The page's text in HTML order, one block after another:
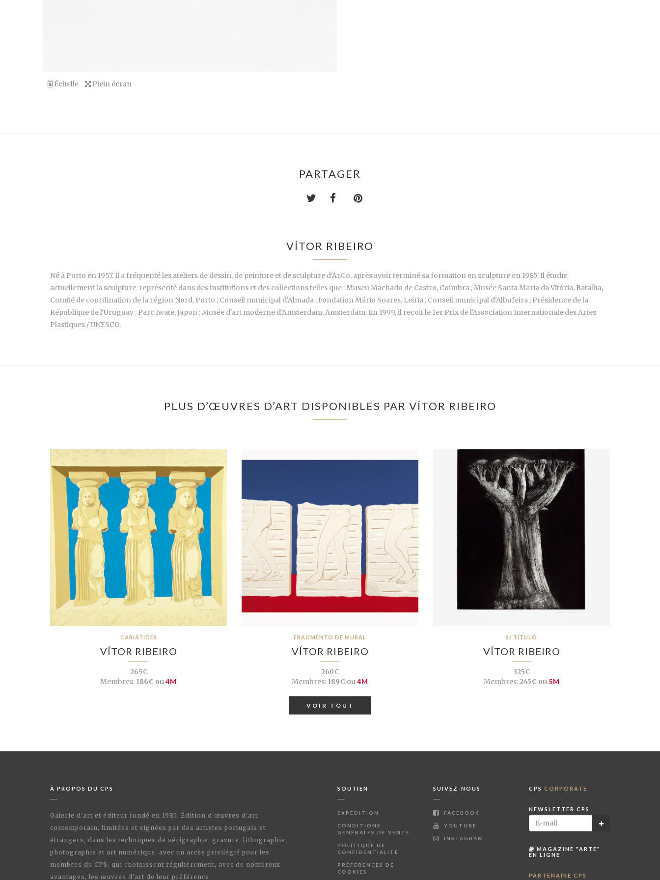
Échelle Plein écran
PARTAGER
VÍTOR RIBEIRO
Né à Porto en 1957. Il a fréquenté les ateliers de dessin, de peinture et de sculpture d'Ar.Co, après avoir terminé sa formation en sculpture en 1985. Il étudie
actuellement la sculpture. représenté dans des institutions et des collections telles que : Museu Machado de Castro, Coimbra ; Musée Santa Maria da Vitória, Batalha;
Comité de coordination de la région Nord, Porto ; Conseil municipal d'Almada ; Fondation Mário Soares, Leiria ; Conseil municipal d'Albufeira ; Présidence de la
République de l'Uruguay ; Parc Iwate, Japon ; Musée d'art moderne d'Amsterdam, Amsterdam. En 1999, il reçoit le 1er Prix de l'Association Internationale des Artes
Plastiques / UNESCO.
PLUS D’ŒUVRES D’ART DISPONIBLES PAR VÍTOR RIBEIRO
CARIÁTIDES
VÍTOR RIBEIRO
265€
Membres: 186€ ou 4M
FRAGMENTO DE MURAL
VÍTOR RIBEIRO
260€
Membres: 189€ ou 4M
S/ TÍTULO
VÍTOR RIBEIRO
325€
Membres:245€ ou 5M
VOIR TOUT
À PROPOS DU CPS
Galerie d'art et éditeur fondé en 1985. Édition d'œuvres d'art
contemporain, limitées et signées par des artistes portugais et
étrangers, dans les techniques de sérigraphie, gravure, lithographie,
photographie et art numérique, avec un accès privilégié pour les
membres du CPS, qui choisissent régulièrement, avec de nombreux
avantages, les œuvres d'art de leur préférence.
SOUTIEN
EXPÉDITION
CONDITIONS
GÉNÉRALES DE VENTE
POLITIQUE DE
CONFIDENTIALITÉ
PRÉFÉRENCES DE
COOKIES
SUIVEZ-NOUS
FACEBOOK
YOUTUBE
INSTAGRAM
CPS CORPORATE
NEWSLETTER CPS
MAGAZINE "ARTE"
EN LIGNE
PARTENAIRE CPS